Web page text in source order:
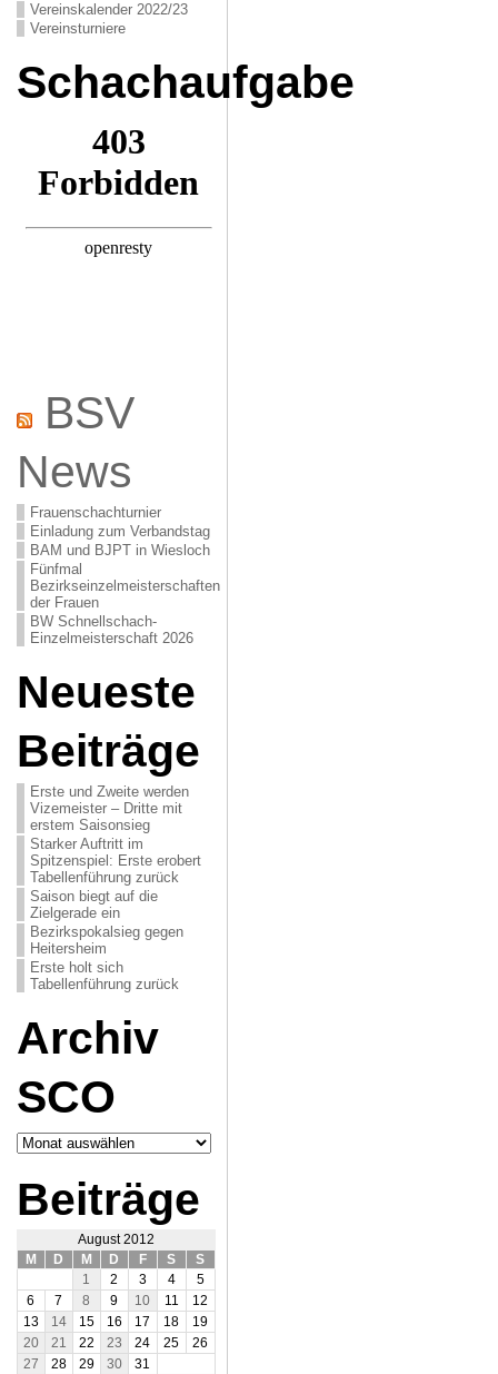
Vereinskalender 2022/23
Vereinsturniere
Schachaufgabe
BSV
News
Frauenschachturnier
Einladung zum Verbandstag
BAM und BJPT in Wiesloch
Fünfmal
Bezirkseinzelmeisterschaften
der Frauen
BW Schnellschach-
Einzelmeisterschaft 2026
Neueste
Beiträge
Erste und Zweite werden
Vizemeister – Dritte mit
erstem Saisonsieg
Starker Auftritt im
Spitzenspiel: Erste erobert
Tabellenführung zurück
Saison biegt auf die
Zielgerade ein
Bezirkspokalsieg gegen
Heitersheim
Erste holt sich
Tabellenführung zurück
Archiv
SCO
Archiv
SCO
Beiträge
August 2012
M
D M D F S
S
1
2 3 4
5
6
7 8 9 10 11
12
13
14 15 16 17 18
19
20
21 22 23 24 25
26
27
28 29 30 31